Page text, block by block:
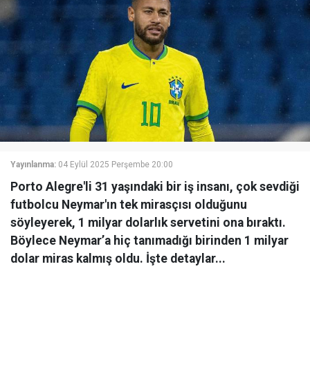
Yayınlanma: 04 Eylül 2025 Perşembe 20:00
Porto Alegre'li 31 yaşındaki bir iş insanı, çok sevdiği
futbolcu Neymar'ın tek mirasçısı olduğunu
söyleyerek, 1 milyar dolarlık servetini ona bıraktı.
Böylece Neymar’a hiç tanımadığı birinden 1 milyar
dolar miras kalmış oldu. İşte detaylar...